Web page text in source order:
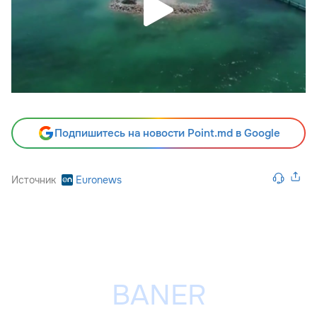
Подпишитесь на новости Point.md в Google
Источник Euronews